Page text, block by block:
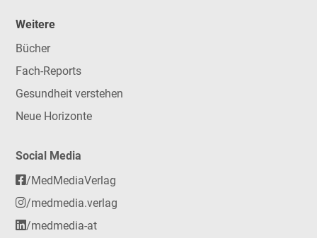
Weitere
Bücher
Fach-Reports
Gesundheit verstehen
Neue Horizonte
Social Media
/MedMediaVerlag
/medmedia.verlag
/medmedia-at